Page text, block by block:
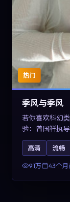
热门
季风与季风
若你喜欢科幻
验：曾国祥执
2023年于西班
剧冲突，关键
合检索「2023
高清 流畅
9.1万 43个月